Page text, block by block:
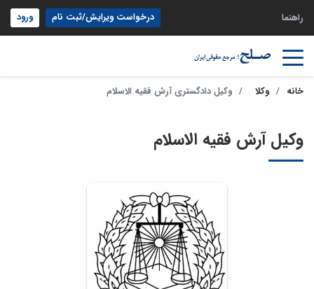
راهنما درخواست ویرایش/ثبت نام ورود
خانه وکلا وکیل دادگستری آرش فقیه الاسلام
وکیل آرش فقیه الاسلام